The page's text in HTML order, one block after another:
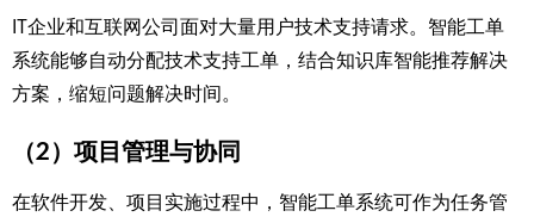
IT企业和互联网公司面对大量用户技术支持请求。智能工单
系统能够自动分配技术支持工单，结合知识库智能推荐解决
方案，缩短问题解决时间。
（2）项目管理与协同
在软件开发、项目实施过程中，智能工单系统可作为任务管